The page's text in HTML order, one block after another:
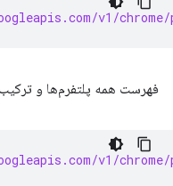
v1/
فهرست همه پلتفرم‌ها و
v1/